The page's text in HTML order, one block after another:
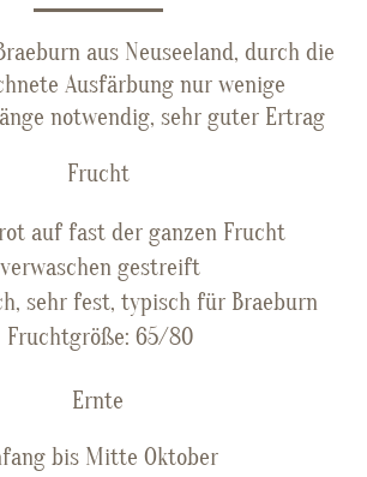
aus Neuseeland, durch die
Ausfärbung nur wenige
notwendig, sehr guter Ertrag
Frucht
auf fast der ganzen Frucht
verwaschen gestreift
sehr fest, typisch für Braeburn
Fruchtgröße: 65/80
Ernte
bis Mitte Oktober